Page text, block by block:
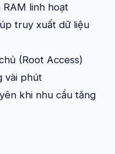
RAM linh hoạt
truy xuất dữ liệu
(Root Access)
vài phút
khi nhu cầu tăng